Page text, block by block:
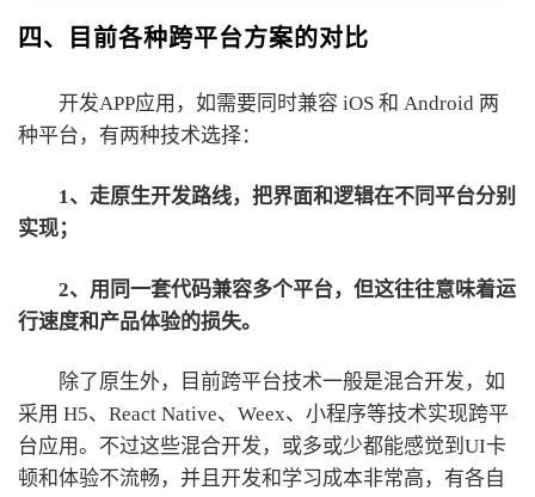
四、目前各种跨平台方案的对比
开发APP应用，如需要同时兼容 iOS 和 Android 两
种平台，有两种技术选择：
1、走原生开发路线，把界面和逻辑在不同平台分别
实现；
2、用同一套代码兼容多个平台，但这往往意味着运
行速度和产品体验的损失。
除了原生外，目前跨平台技术一般是混合开发，如
采用 H5、React Native、Weex、小程序等技术实现跨平
台应用。不过这些混合开发，或多或少都能感觉到UI卡
顿和体验不流畅，并且开发和学习成本非常高，有各自